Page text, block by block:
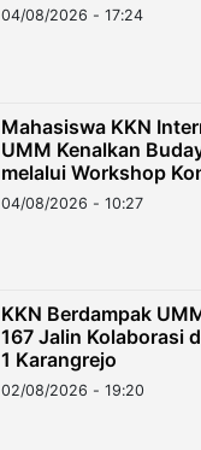
Migran Indonesia di
04/08/2026 - 17:24
Mahasiswa KKN
UMM Kenalkan
melalui Workshop
di Taiwan
04/08/2026 - 10:27
KKN Berdampak
167 Jalin Kolaborasi
1 Karangrejo
02/08/2026 - 19:20